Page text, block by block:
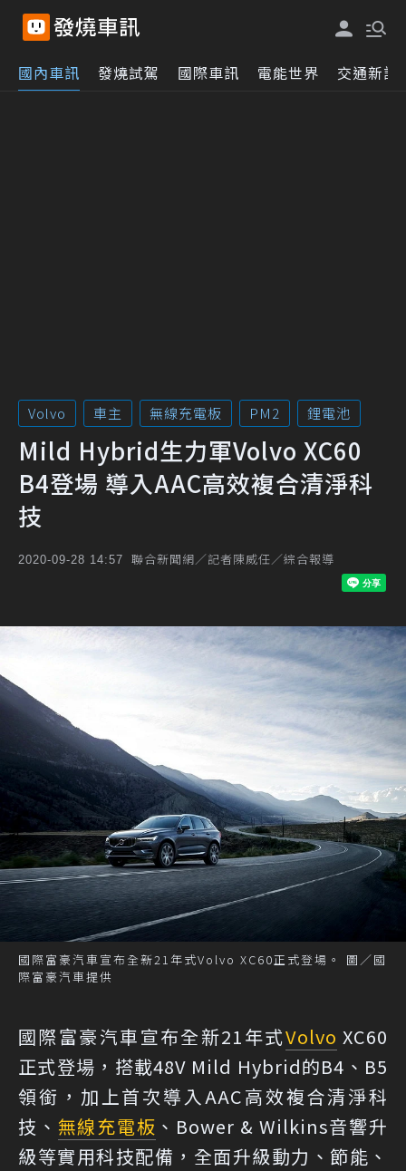
國內車訊 發燒試駕 國際車訊 電能世界 交通新訊
Volvo 車主 無線充電板 PM2 鋰電池
Mild Hybrid生力軍Volvo XC60
B4登場 導入AAC高效複合清淨科
技
2020-09-28 14:57 聯合新聞網／記者陳威任／綜合報導
國際富豪汽車宣布全新21年式Volvo XC60正式登場。 圖／國
際富豪汽車提供
國際富豪汽車宣布全新21年式Volvo XC60
正式登場，搭載48V Mild Hybrid的B4、B5
領銜，加上首次導入AAC高效複合清淨科
技、 無線充電板 、Bower & Wilkins音響升
級等實用科技配備，全面升級動力、節能、